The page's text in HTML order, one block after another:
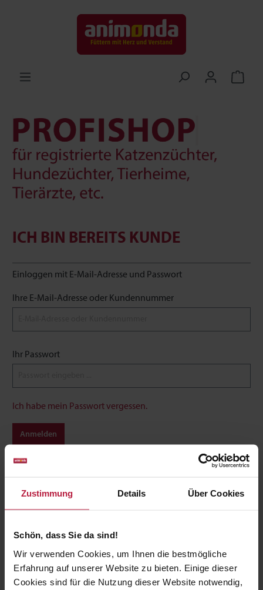
Zustimmung Details Über Cookies
Schön, dass Sie da sind!
Wir verwenden Cookies, um Ihnen die bestmögliche
Erfahrung auf unserer Website zu bieten. Einige dieser
Cookies sind für die Nutzung dieser Website notwendig,
ICH BIN BEREITS KUNDE
Einloggen mit E-Mail-Adresse und Passwort
Ihre E-Mail-Adresse oder Kundennummer
Ihr Passwort
Ich habe mein Passwort vergessen.
Anmelden